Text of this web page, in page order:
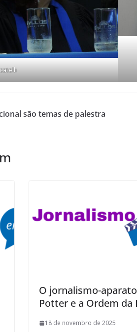
são temas de palestra
O jornalismo-
Potter e a Ordem da
18 de novembro de 2025